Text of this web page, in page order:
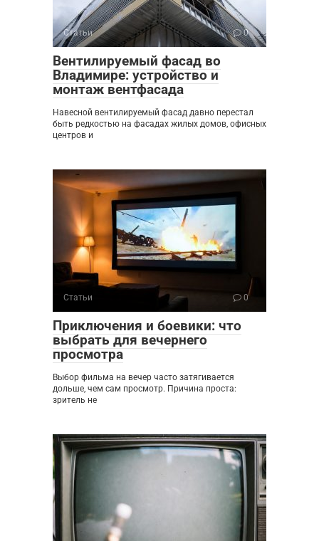
Статьи 0
Вентилируемый фасад во
Владимире: устройство и
монтаж вентфасада
Навесной вентилируемый фасад давно перестал
быть редкостью на фасадах жилых домов, офисных
центров и
Статьи 0
Приключения и боевики: что
выбрать для вечернего
просмотра
Выбор фильма на вечер часто затягивается
дольше, чем сам просмотр. Причина проста:
зритель не